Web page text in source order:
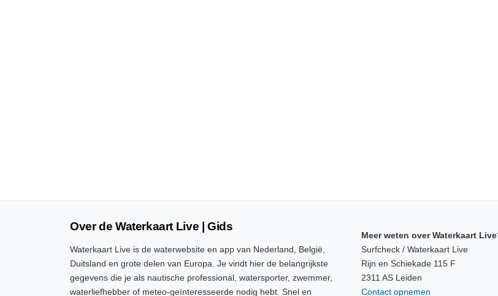
Over de Waterkaart Live | Gids
Waterkaart Live is de waterwebsite en app van Nederland, België,
Duitsland en grote delen van Europa. Je vindt hier de belangrijkste
gegevens die je als nautische professional, watersporter, zwemmer,
waterliefhebber of meteo-geïnteresseerde nodig hebt. Snel en
Meer weten over Waterkaart
Surfcheck / Waterkaart Live
Rijn en Schiekade 115 F
2311 AS Leiden
Contact opnemen